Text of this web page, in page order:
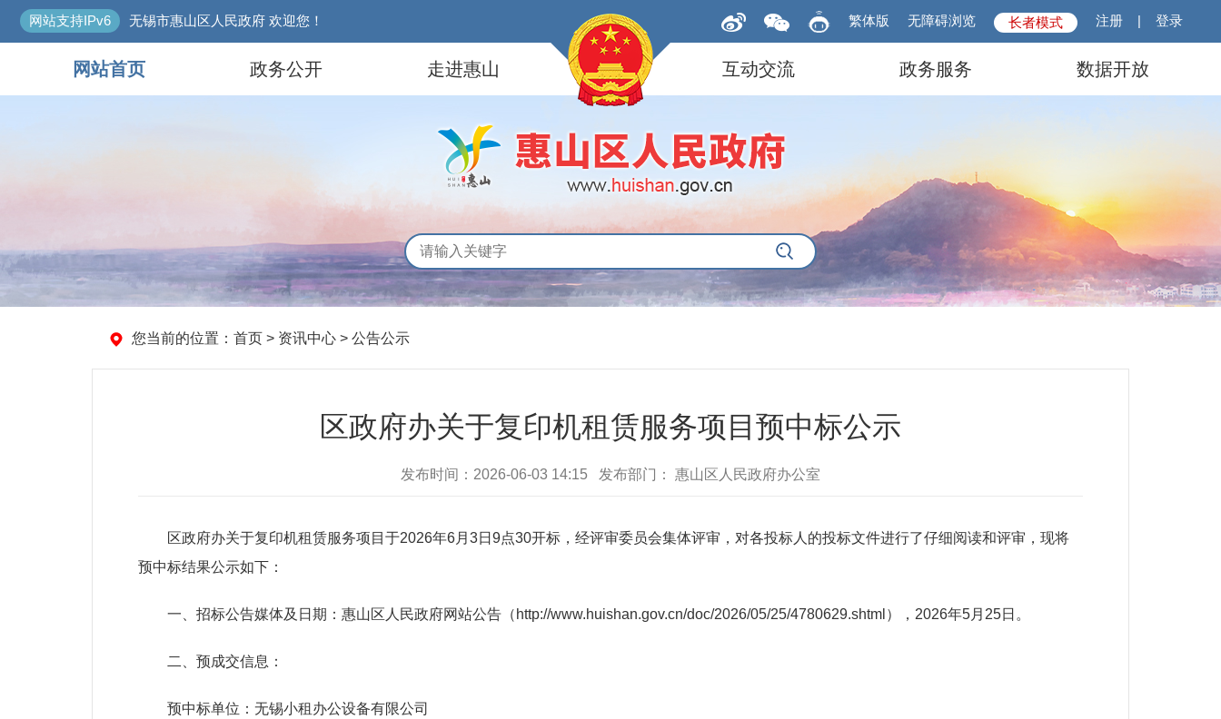
网站支持IPv6 无锡市惠山区人民政府 欢迎您！ 繁体版 无障碍浏览 长者模式 注册 | 登录
网站首页 政务公开 走进惠山 互动交流 政务服务 数据开放
您当前的位置： 首页 > 资讯中心 > 公告公示
区政府办关于复印机租赁服务项目预中标公示
发布时间：2026-06-03 14:15 发布部门： 惠山区人民政府办公室
区政府办关于复印机租赁服务项目于2026年6月3日9点30开标，经评审委员会集体评审，对各投标人的投标文件进行了仔细阅读和评审，现将
预中标结果公示如下：
一、招标公告媒体及日期：惠山区人民政府网站公告（http://www.huishan.gov.cn/doc/2026/05/25/4780629.shtml），2026年5月25日。
二、预成交信息：
预中标单位：无锡小租办公设备有限公司